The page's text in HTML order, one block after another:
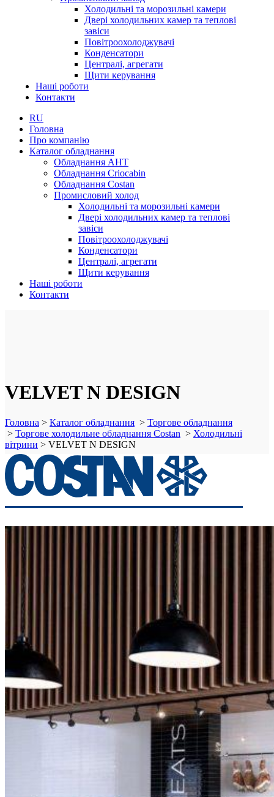
Холодильні та морозильні камери
Двері холодильних камер та теплові
завіси
Повітроохолоджувачі
Конденсатори
Централі, агрегати
Щити керування
Наші роботи
Контакти
RU
Головна
Про компанію
Каталог обладнання
Обладнання AHT
Обладнання Criocabin
Обладнання Costan
Промисловий холод
Холодильні та морозильні камери
Двері холодильних камер та теплові
завіси
Повітроохолоджувачі
Конденсатори
Централі, агрегати
Щити керування
Наші роботи
Контакти
VELVET N DESIGN
Головна > Каталог обладнання > Торгове обладнання
> Торгове холодильне обладнання Costan > Холодильні
вітрини > VELVET N DESIGN